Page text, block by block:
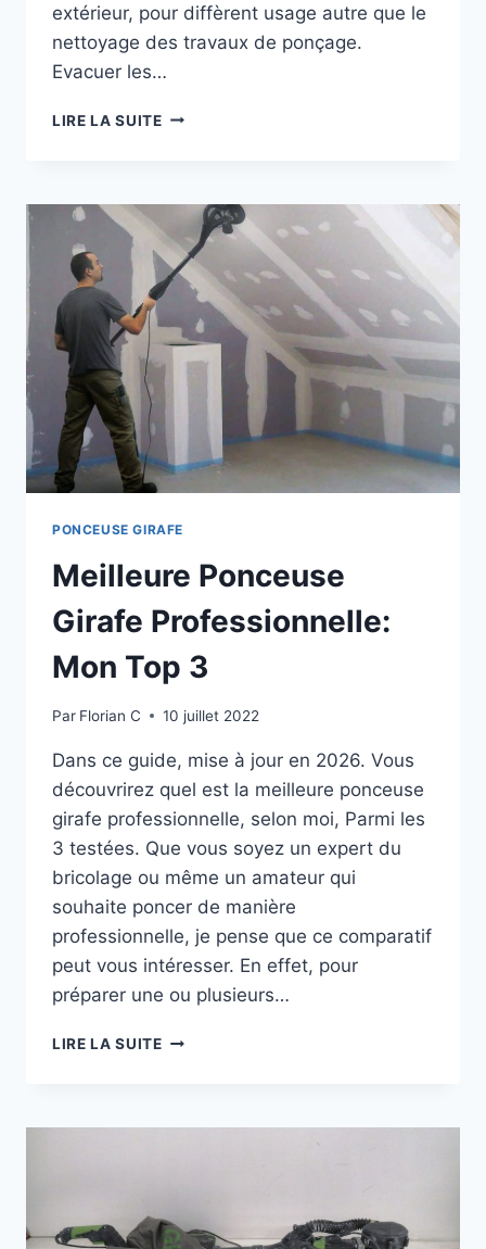
extérieur, pour diffèrent usage autre que le
nettoyage des travaux de ponçage.
Evacuer les…
LIRE LA SUITEASPIRATEUR
TOP
3
DES
MEILLEURS
MODÈLES
2026
PONCEUSE GIRAFE
Meilleure Ponceuse
Girafe Professionnelle:
Mon Top 3
Par Florian C 10 juillet 2022
Dans ce guide, mise à jour en 2026. Vous
découvrirez quel est la meilleure ponceuse
girafe professionnelle, selon moi, Parmi les
3 testées. Que vous soyez un expert du
bricolage ou même un amateur qui
souhaite poncer de manière
professionnelle, je pense que ce comparatif
peut vous intéresser. En effet, pour
préparer une ou plusieurs…
LIRE LA SUITEMEILLEURE
MON